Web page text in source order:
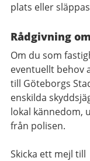
plats eller
Rådgivning
Om du som
eventuellt behov
till Göteborgs
enskilda
lokal kännedom,
från polisen.
Skicka ett mejl till